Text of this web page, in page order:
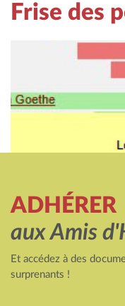
Frise des
ADHÉRER
aux Amis
Et accédez à des
surprenants !